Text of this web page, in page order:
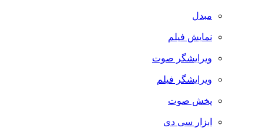
مبدل
نمایش فیلم
ویرایشگر صوت
ویرایشگر فیلم
پخش صوت
ابزار سی دی